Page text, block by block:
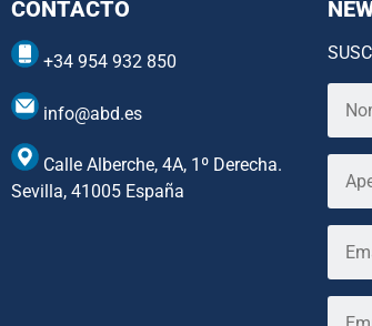
CONTACTO
+34 954 932 850
info@abd.es
Calle Alberche, 4A, 1º Derecha.
Sevilla, 41005 España